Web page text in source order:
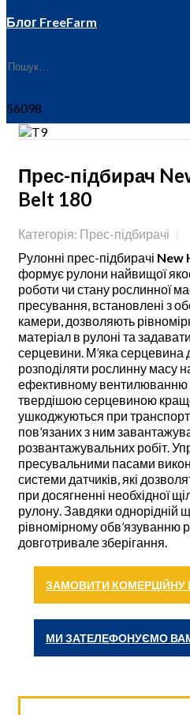
Блог FreeFarm
56098
Прес-підбирач
Belt 180
Категорія: Прес-підбирачі
Рулонні прес-підбирачі New
формує рулони найвищої
роботи чи стану рослинної
пресування, встановлені з
камери, дозволяють
матеріал в рулоні та
серцевини. М’яка серцевина
розподіляти рослинну масу
ефективному вентилюванню
твердішою серцевиною
ушкоджуються при
пов’язаних з ним
розвантажувальних робіт.
пресувальними пасами
системи датчиків, які
при досягненні необхідної
рулону. Завдяки однорідній
рівномірному обв’язуванню
довготривале зберігання.
ЗАМОВИТИ КОМЕРЦІЙНУ
МИ ЗАТЕЛЕФОНУЄМО